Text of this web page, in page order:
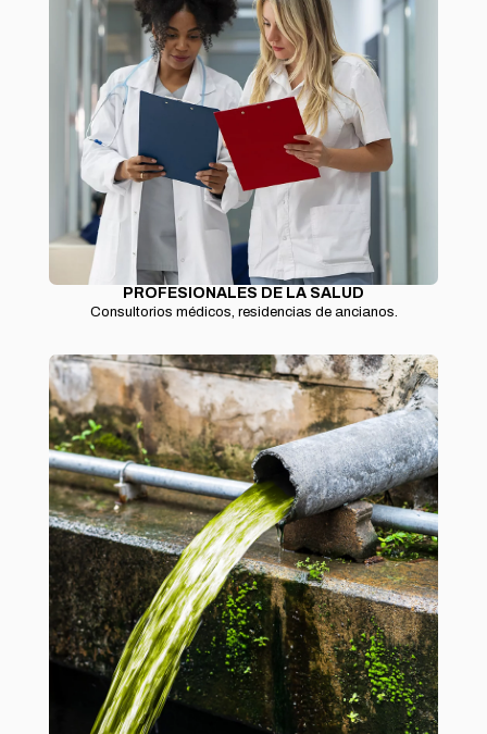
PROFESIONALES DE LA SALUD
Consultorios médicos, residencias de ancianos.